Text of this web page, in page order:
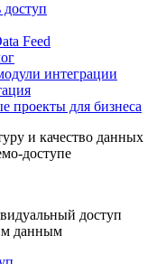
Feed
интеграции
проекты для бизнеса
и качество данных
доступе
доступ
данным